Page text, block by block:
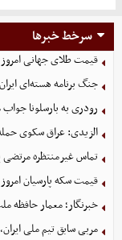
سرخط خبرها
قیمت طلای جهانی امروز شنبه ۱۷
جنگ برنامه هسته‌ای
رودری به بارسلونا
الزیدی: عراق سکوی
تماس غیرمنتظره مرتضی
قیمت سکه پارسیان امروز شنبه ۱۷
خبرنگار؛ معمار حافظه
مربی سابق تیم ملی